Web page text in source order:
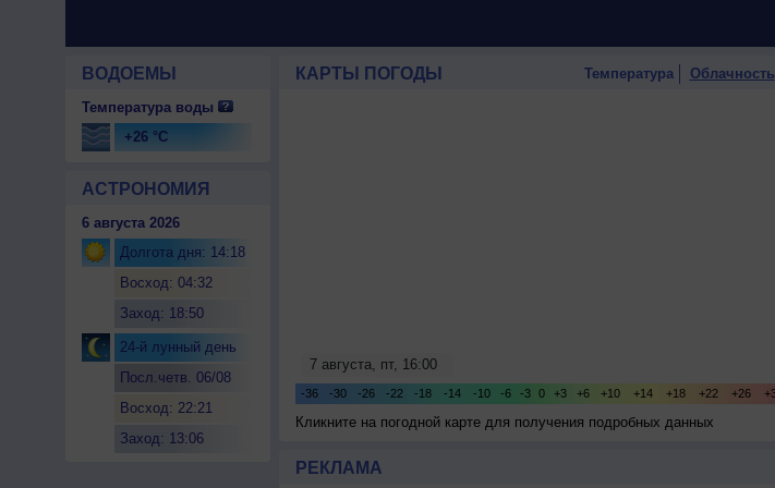
ВОДОЕМЫ
Температура воды
+26 °C
АСТРОНОМИЯ
6 августа 2026
Долгота дня: 14:18
Восход: 04:32
Заход: 18:50
24-й лунный день
Посл.четв. 06/08
Восход: 22:21
Заход: 13:06
КАРТЫ ПОГОДЫ Температура Облачность
Кликните на погодной карте для получения подробных данных
РЕКЛАМА